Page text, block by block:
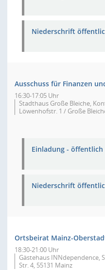
Niederschrift
Ausschuss für Finanzen
16:30-17:05 Uhr
Stadthaus Große Bleiche,
Löwenhofstr. 1 / Große
Einladung - öffentlich
Niederschrift
Ortsbeirat Mainz-
18:30-21:00 Uhr
Gästehaus INNdependence,
Str. 4, 55131 Mainz